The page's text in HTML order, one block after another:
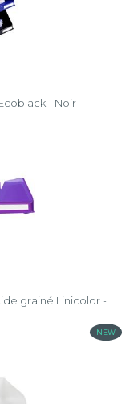
- Noir
grainé Linicolor -
NEW